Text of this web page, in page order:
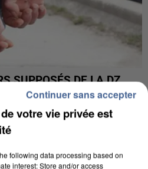
SUPPOSÉS DE LA DZ
ALGÉRIE
votre vie privée est
following data processing based on
interest: Store and/or access
Continuer sans accepter